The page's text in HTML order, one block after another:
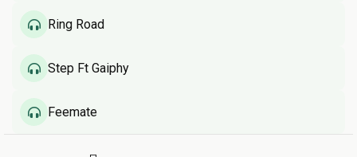
Ring Road
Step Ft Gaiphy
Feemate